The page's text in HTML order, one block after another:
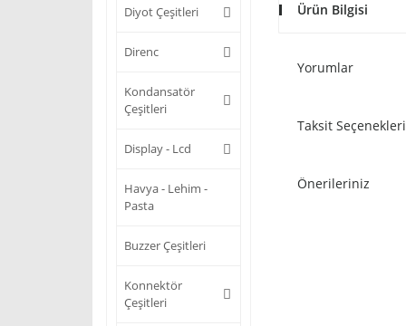
Diyot Çeşitleri
Direnc
Kondansatör
Çeşitleri
Display - Lcd
Havya - Lehim -
Pasta
Buzzer Çeşitleri
Konnektör
Çeşitleri
Ürün Bilgisi
Yorumlar
Taksit Seçenekleri
Önerileriniz